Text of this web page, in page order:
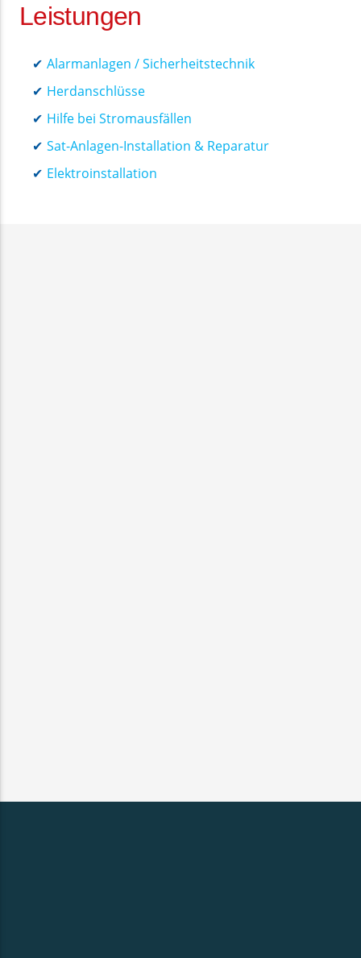
Leistungen
Alarmanlagen / Sicherheitstechnik
Herdanschlüsse
Hilfe bei Stromausfällen
Sat-Anlagen-Installation & Reparatur
Elektroinstallation